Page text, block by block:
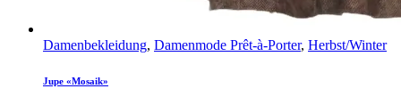
Damenbekleidung, Damenmode Prêt-à-Porter, Herbst/Winter
Jupe «Mosaik»